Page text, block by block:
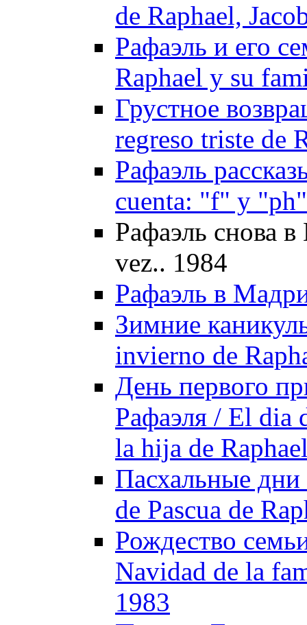
de Raphael,
Рафаэль и его
Raphael y su
Грустное
regreso triste de
Рафаэль
cuenta: "f" y
Рафаэль снова
vez.. 1984
Рафаэль в
Зимние
invierno de
День первого
Рафаэля / El dia
la hija de
Пасхальные
de Pascua de
Рождество
Navidad de la
1983